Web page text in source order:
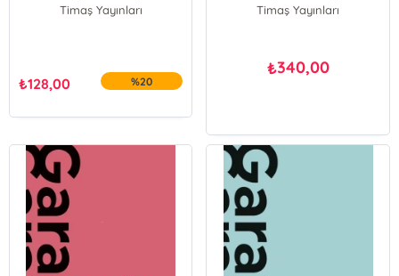
Timaş Yayınları
₺128,00 %20
Timaş Yayınları
₺340,00